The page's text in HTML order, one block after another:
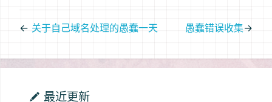
← 关于自己域名处理的愚蠢一天 愚蠢错误收集→
最近更新